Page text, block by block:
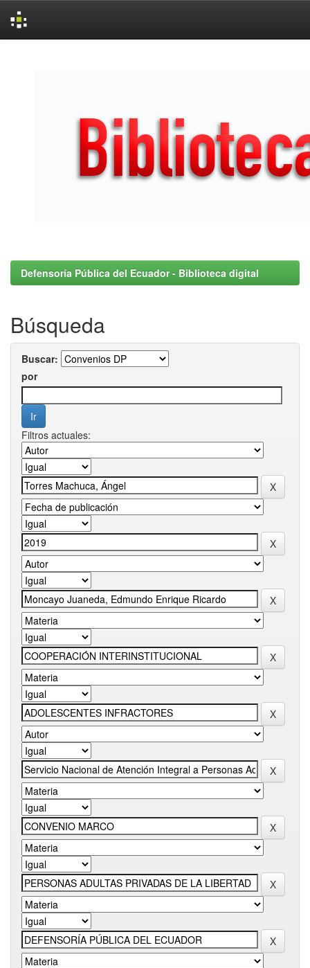
Defensoría Pública del Ecuador - Biblioteca digital
Búsqueda
Buscar:
por
Filtros actuales: